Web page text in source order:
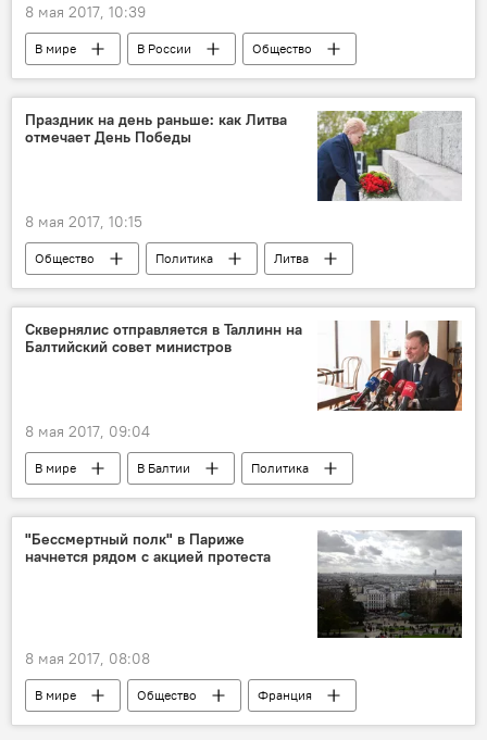
8 мая 2017, 10:39
В мире В России
Общество
Цифра дня
Россия
Лазарь Матвеев
Праздник на день раньше: как Литва
отмечает День Победы
8 мая 2017, 10:15
Общество Политика
Литва
День Победы в Литве
Сквернялис отправляется в Таллинн на
Балтийский совет министров
8 мая 2017, 09:04
В мире В Балтии
Политика
Таллинн
Саулюс Сквернялис
Балтийский совет министров
"Бессмертный полк" в Париже
начнется рядом с акцией протеста
8 мая 2017, 08:08
В мире Общество
Франция
президентские выборы